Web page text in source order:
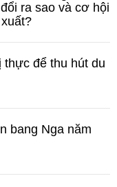
ra sao và cơ hội
thực để thu hút du
bang Nga năm